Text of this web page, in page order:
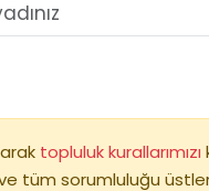
topluluk kurallarımızı
tüm sorumluluğu